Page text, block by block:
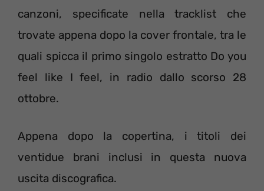
canzoni, specificate nella tracklist che
trovate appena dopo la cover frontale, tra le
quali spicca il primo singolo estratto Do you
feel like I feel, in radio dallo scorso 28
ottobre.
Appena dopo la copertina, i titoli dei
ventidue brani inclusi in questa nuova
uscita discografica.